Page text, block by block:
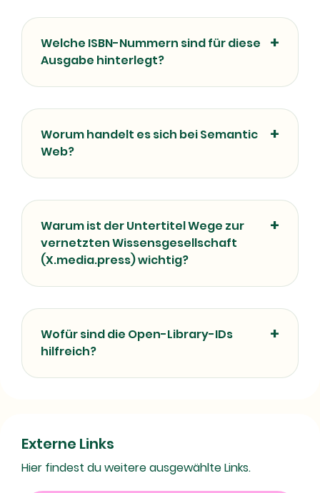
Welche ISBN-Nummern sind für diese
Ausgabe hinterlegt?
Worum handelt es sich bei Semantic
Web?
Warum ist der Untertitel Wege zur
vernetzten Wissensgesellschaft
(X.media.press) wichtig?
Wofür sind die Open-Library-IDs
hilfreich?
Externe Links
Hier findest du weitere ausgewählte Links.